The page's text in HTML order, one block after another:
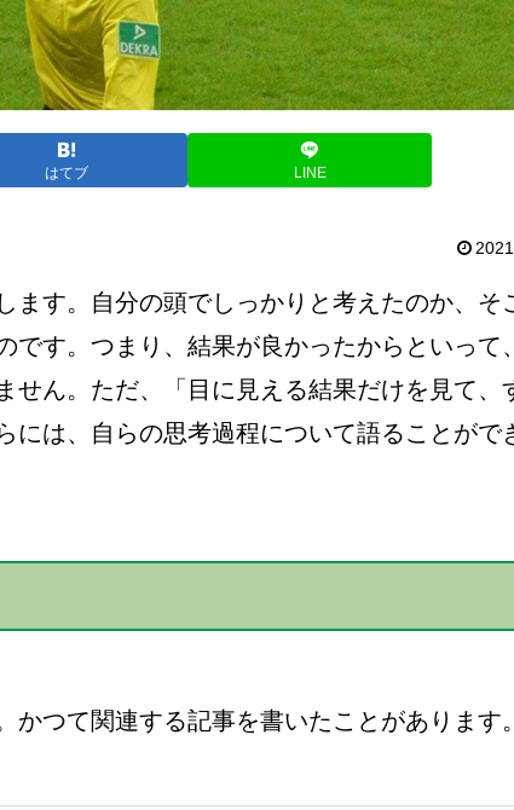
はてブ LINE
ます。自分の頭でしっかりと考えたのか、そ
です。つまり、結果が良かったからといって
せん。ただ、「目に見える結果だけを見て、
には、自らの思考過程について語ることがで
つて関連する記事を書いたことがあります。